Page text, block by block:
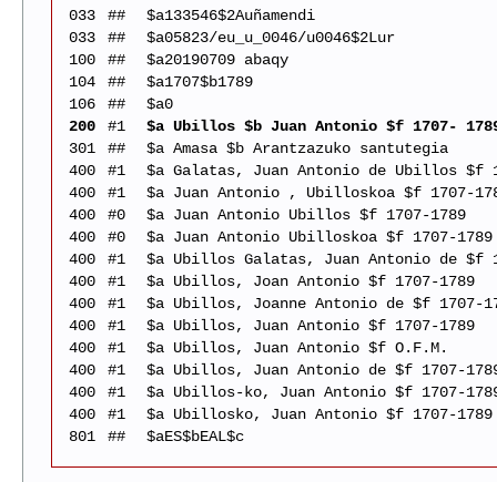
033
##
$a133546$2Auñamendi
033
##
$a05823/eu_u_0046/u0046$2Lur
100
##
$a20190709 abaqy
104
##
$a1707$b1789
106
##
$a0
200
#1
$a Ubillos $b Juan Antonio $f 1707-
301
##
$a Amasa $b Arantzazuko santutegia
400
#1
$a Galatas, Juan Antonio de Ubillos $f
400
#1
$a Juan Antonio , Ubilloskoa $f 1707-
400
#0
$a Juan Antonio Ubillos $f 1707-1789
400
#0
$a Juan Antonio Ubilloskoa $f 1707-1789
400
#1
$a Ubillos Galatas, Juan Antonio de $f
400
#1
$a Ubillos, Joan Antonio $f 1707-1789
400
#1
$a Ubillos, Joanne Antonio de $f 1707-
400
#1
$a Ubillos, Juan Antonio $f 1707-1789
400
#1
$a Ubillos, Juan Antonio $f O.F.M.
400
#1
$a Ubillos, Juan Antonio de $f 1707-
400
#1
$a Ubillos-ko, Juan Antonio $f 1707-
400
#1
$a Ubillosko, Juan Antonio $f 1707-1789
801
## $aES$bEAL$c